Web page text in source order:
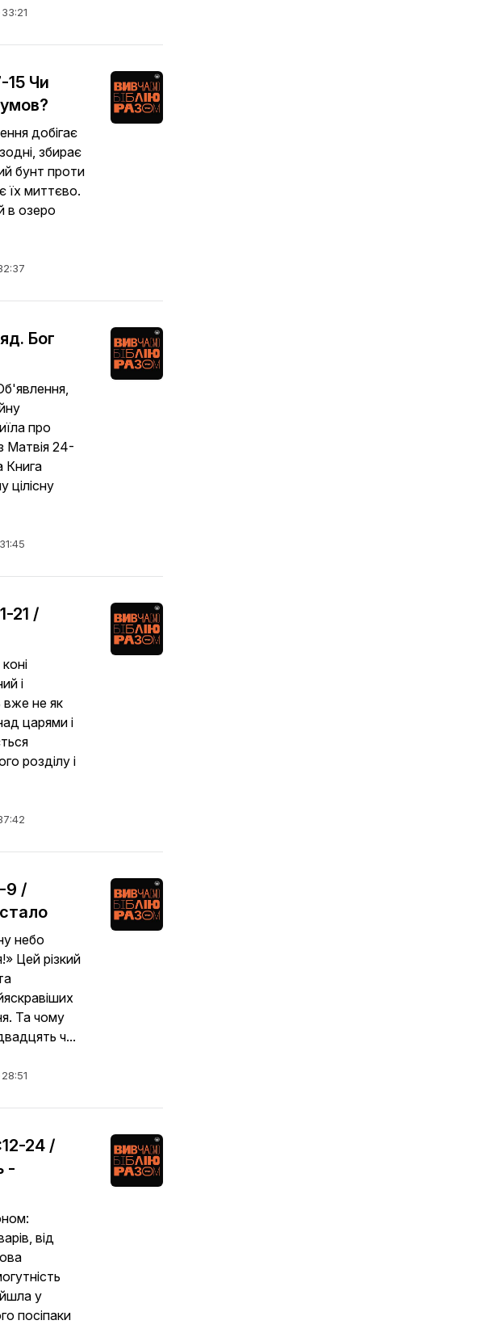
33:21
15 Чи
добігає
збирає
бунт проти
їх миттєво.
в озеро
Бог
про
Матвія 24-
Книга
цілісну
31:45
21 /
і
не як
царями і
розділу і
9 /
небо
Цей різкий
Та чому
ч...
28:51
24 /
-
від
у
посіпаки